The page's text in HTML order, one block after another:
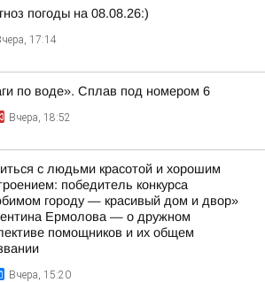
погоды на 08.08.26:)
17:14
по воде». Сплав под номером 6
Вчера, 18:52
с людьми красотой и хорошим
победитель конкурса
городу — красивый дом и двор»
Ермолова — о дружном
помощников и их общем
Вчера, 15:20